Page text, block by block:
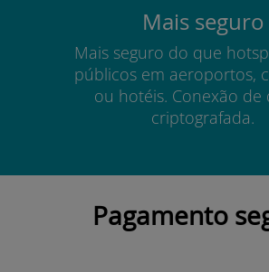
Mais seguro
Mais seguro do que
públicos em aeroportos,
ou hotéis. Conexão de
criptografada.
Pagamento